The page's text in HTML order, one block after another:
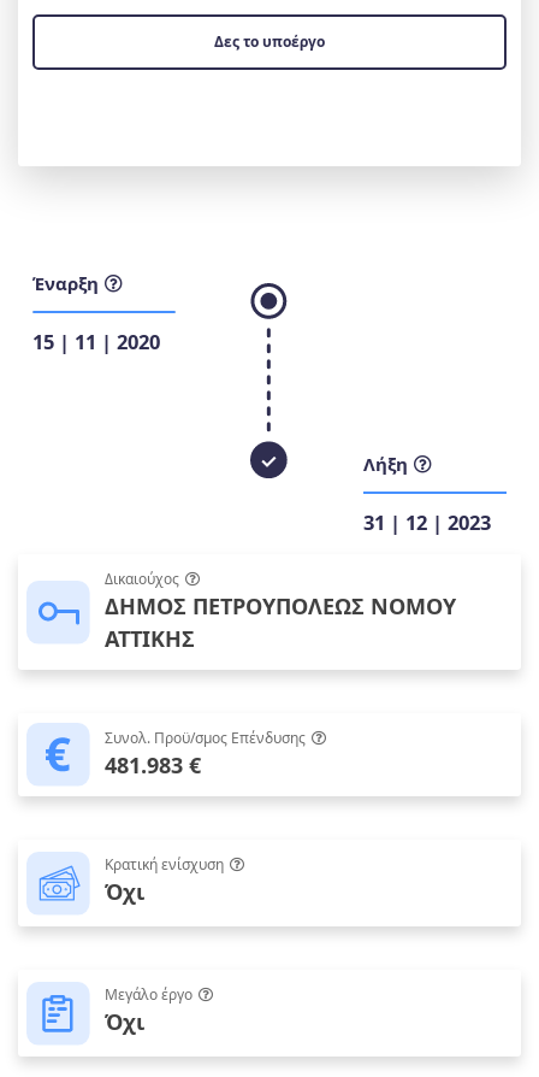
Δες το υποέργο
Έναρξη
15 | 11 | 2020
Λήξη
31 | 12 | 2023
Δικαιούχος
ΔΗΜΟΣ ΠΕΤΡΟΥΠΟΛΕΩΣ ΝΟΜΟΥ
ΑΤΤΙΚΗΣ
Συνολ. Προϋ/σμος Επένδυσης
481.983 €
Κρατική ενίσχυση
Όχι
Μεγάλο έργο
Όχι